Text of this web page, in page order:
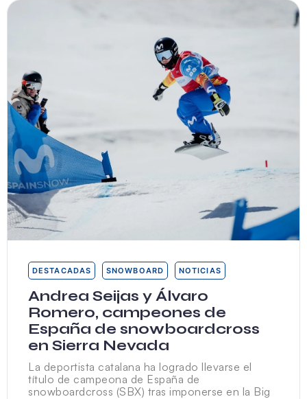
DESTACADAS SNOWBOARD NOTICIAS
Andrea Seijas y Álvaro
Romero, campeones de
España de snowboardcross
en Sierra Nevada
La deportista catalana ha logrado llevarse el
título de campeona de España de
snowboardcross (SBX) tras imponerse en la Big